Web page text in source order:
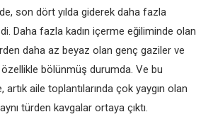
son dört yılda giderek daha fazla
Daha fazla kadın içerme eğiliminde olan
daha az beyaz olan genç gaziler ve
bölünmüş durumda. Ve bu
aile toplantılarında çok yaygın olan
türden kavgalar ortaya çıktı.